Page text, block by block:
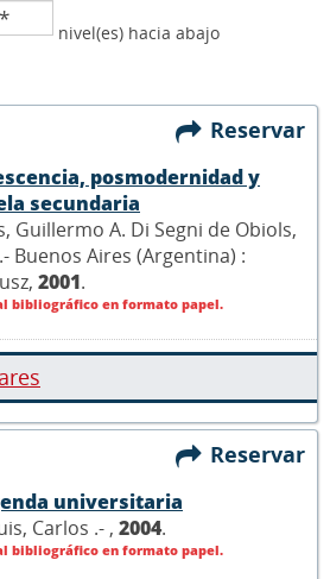
nivel(es) hacia abajo
Reservar
posmodernidad y
secundaria
Guillermo A. Di Segni de Obiols,
Buenos Aires (Argentina) :
2001.
bibliográfico en formato papel.
Reservar
universitaria
Carlos .- , 2004.
bibliográfico en formato papel.